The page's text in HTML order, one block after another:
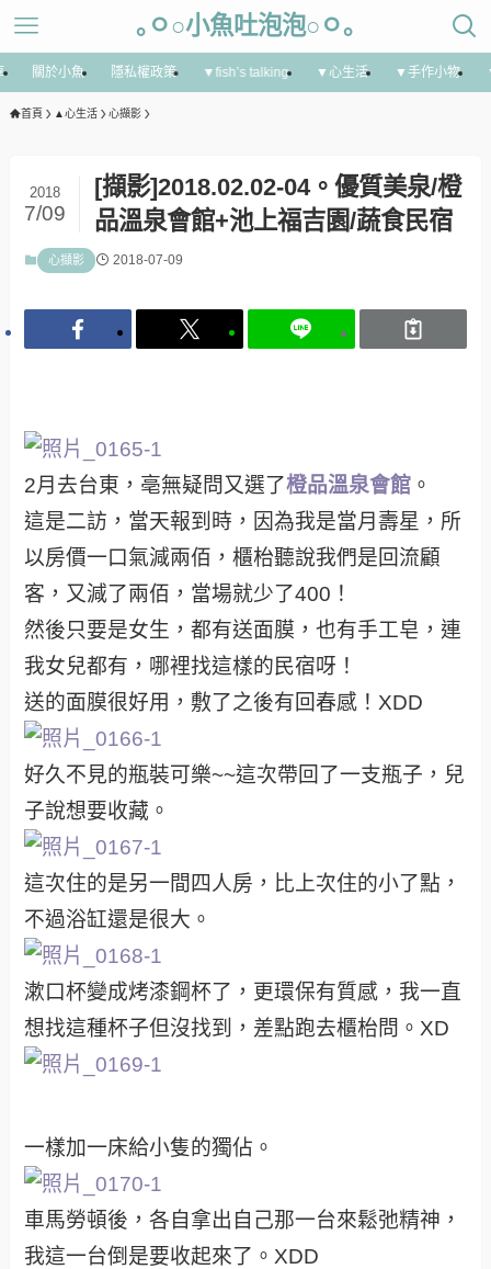
｡ㅇ○小魚吐泡泡○ㅇ｡
關於小魚 隱私權政策 ▼fish’s talking ▼心生活 ▼手作小物
首頁 ▲心生活 心擷影
[擷影]2018.02.02-04。優質美泉/橙
品溫泉會館+池上福吉園/蔬食民宿
2018
7/09
心擷影 2018-07-09
2月去台東，亳無疑問又選了橙品溫泉會館 。
這是二訪，當天報到時，因為我是當月壽星，所
以房價一口氣減兩佰，櫃枱聽說我們是回流顧
客，又減了兩佰，當場就少了400！
然後只要是女生，都有送面膜，也有手工皂，連
我女兒都有，哪裡找這樣的民宿呀！
送的面膜很好用，敷了之後有回春感！XDD
好久不見的瓶裝可樂~~這次帶回了一支瓶子，兒
子說想要收藏。
這次住的是另一間四人房，比上次住的小了點，
不過浴缸還是很大。
漱口杯變成烤漆鋼杯了，更環保有質感，我一直
想找這種杯子但沒找到，差點跑去櫃枱問。XD
一樣加一床給小隻的獨佔。
車馬勞頓後，各自拿出自己那一台來鬆弛精神，
我這一台倒是要收起來了。XDD